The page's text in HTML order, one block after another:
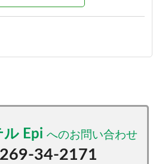
Epi
34-2171